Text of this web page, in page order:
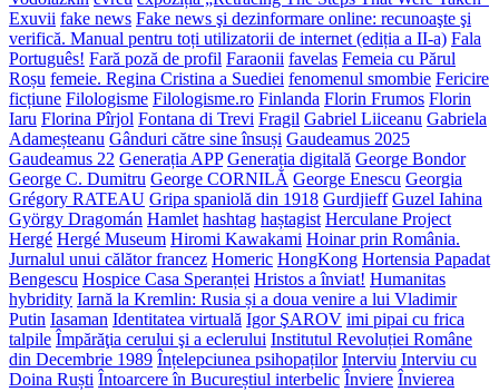
Exuvii fake news Fake news şi dezinformare online: recunoaşte şi
verifică. Manual pentru toți utilizatorii de internet (ediția a II-a) Fala
Português! Fară poză de profil Faraonii favelas Femeia cu Părul
Roșu femeie. Regina Cristina a Suediei fenomenul smombie Fericire
ficțiune Filologisme Filologisme.ro Finlanda Florin Frumos Florin
Iaru Florina Pîrjol Fontana di Trevi Fragil Gabriel Liiceanu Gabriela
Adameșteanu Gânduri către sine însuși Gaudeamus 2025
Gaudeamus 22 Generația APP Generația digitală George Bondor
George C. Dumitru George CORNILĂ George Enescu Georgia
Grégory RATEAU Gripa spaniolă din 1918 Gurdjieff Guzel Iahina
György Dragomán Hamlet hashtag haștagist Herculane Project
Hergé Hergé Museum Hiromi Kawakami Hoinar prin România.
Jurnalul unui călător francez Homeric HongKong Hortensia Papadat
Bengescu Hospice Casa Speranței Hristos a înviat! Humanitas
hybridity Iarnă la Kremlin: Rusia și a doua venire a lui Vladimir
Putin Iasaman Identitatea virtuală Igor ŞAROV imi pipai cu frica
talpile Împărăţia cerului şi a eclerului Institutul Revoluției Române
din Decembrie 1989 Înțelepciunea psihopaților Interviu Interviu cu
Doina Ruști Întoarcere în Bucureștiul interbelic Înviere Învierea